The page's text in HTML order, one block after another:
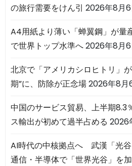
の旅行需要をけん引 2026年8月6
A4用紙より薄い「蝉翼鋼」が
で世界トップ水準へ2026年8月6
北京で「アメリカシロヒトリ」
期”に、防除が正念場2026年8月
中国のサービス貿易、上半期
ス輸出が初めて過半占める 2026
AI時代の中核拠点へ 武漢「光
通信・半導体で「世界光谷」を